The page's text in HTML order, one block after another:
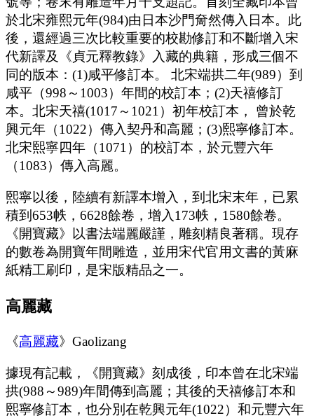
於北宋雍熙元年(984)由日本沙門奝然傳入日本。此
後，還經過三次比較重要的校勘修訂和不斷增入宋
代新譯及《貞元釋教錄》入藏的典籍，形成三個不
同的版本：(1)咸平修訂本。 北宋端拱二年(989）到
咸平（998～1003）年間的校訂本；(2)天禧修訂
本。北宋天禧(1017～1021）初年校訂本， 曾於乾
興元年（1022）傳入契丹和高麗；(3)熙寧修訂本。
北宋熙寧四年（1071）的校訂本，於元豐六年
（1083）傳入高麗。
熙寧以後，陸續有新譯本增入，到北宋末年，已累
積到653帙，6628餘卷，增入173帙，1580餘卷。
《開寶藏》以書法端麗嚴謹，雕刻精良著稱。現存
的數卷為開寶年間雕造，並用宋代官用文書的黃麻
紙精工刷印，是宋版精品之一。
高麗藏
《高麗藏》Gaolizang
據現有記載，《開寶藏》刻成後，印本曾在北宋端
拱(988～989)年間傳到高麗；其後的天禧修訂本和
熙寧修訂本，也分別在乾興元年(1022）和元豐六年